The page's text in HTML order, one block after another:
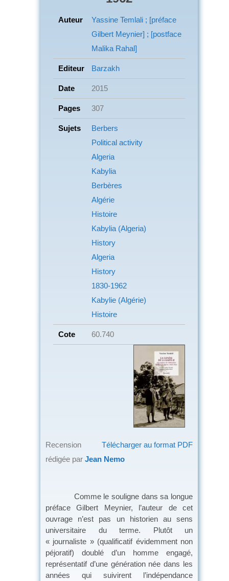
Auteur
Yassine Temlali ; [préface
Gilbert Meynier] ; [postface
Malika Rahal]
Editeur Barzakh
Date 2015
Pages 307
Sujets
Berbers
Political activity
Algeria
Kabylia
Berbères
Algérie
Histoire
Kabylia (Algeria)
History
Algeria
History
1830-1962
Kabylie (Algérie)
Histoire
Cote 60.740
Télécharger au format PDF
Recension
rédigée par Jean Nemo
Comme le souligne dans sa longue
préface Gilbert Meynier, l’auteur de cet
ouvrage n’est pas un historien au sens
universitaire du terme. Plutôt un
« journaliste » (qualificatif évidemment non
péjoratif) doublé d’un homme engagé,
représentatif d’une génération née dans les
années qui suivirent l’indépendance